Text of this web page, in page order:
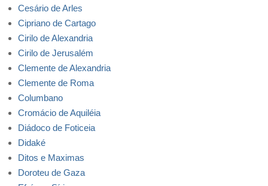
Cesário de Arles
Cipriano de Cartago
Cirilo de Alexandria
Cirilo de Jerusalém
Clemente de Alexandria
Clemente de Roma
Columbano
Cromácio de Aquiléia
Diádoco de Foticeia
Didaké
Ditos e Maximas
Doroteu de Gaza